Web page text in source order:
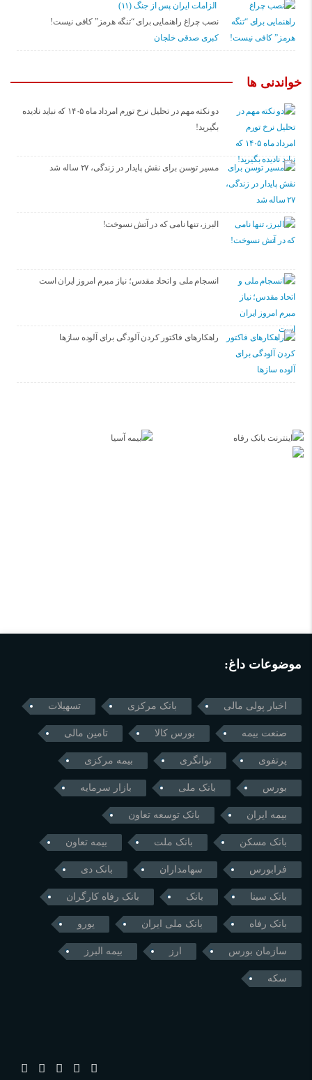
الزامات ایران پس از جنگ (۱۱)
نصب چراغ راهنمایی برای “تنگه هرمز” کافی نیست!
کبری صدقی خلجان
خواندنی ها
دو نکته مهم در تحلیل نرخ تورم امرداد ماه ۱۴۰۵ که نباید نادیده
بگیرید!
مسیر توسن برای نقش پایدار در زندگی، ۲۷ ساله شد
البرز، تنها نامی که در آتش نسوخت!
انسجام ملی و اتحاد مقدس؛ نیاز مبرم امروز ایران است
راهکارهای فاکتور کردن آلودگی برای آلوده سازها
موضوعات داغ:
اخبار پولی مالی بانک مرکزی تسهیلات
صنعت بیمه بورس کالا تامین مالی
پرتفوی توانگری بیمه مرکزی
بورس بانک ملی بازار سرمایه
بیمه ایران بانک توسعه تعاون
بانک مسکن بانک ملت بیمه تعاون
فرابورس سهامداران بانک دی
بانک سینا بانک بانک رفاه کارگران
بانک رفاه بانک ملی ایران یورو
سازمان بورس ارز بیمه البرز
سکه